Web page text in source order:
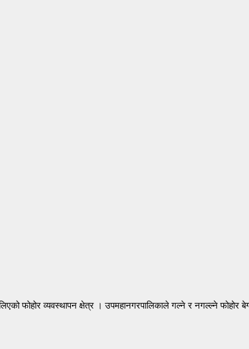
फोहोर व्यवस्थापन क्षेत्र । उपमहानगरपालिकाले गल्ने र नगल्ल्ने फोहोर